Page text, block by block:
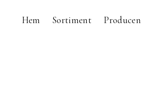
Hem Sortiment